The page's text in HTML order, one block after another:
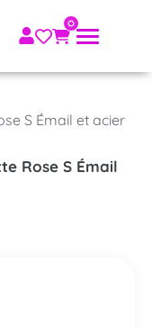
S Émail et acier
Rose S Émail